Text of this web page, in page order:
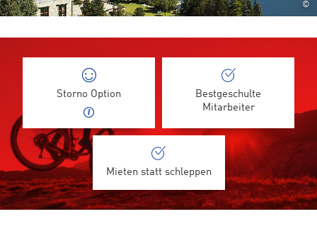
©
Storno Option
Bestgeschulte
Mitarbeiter
Mieten statt schleppen